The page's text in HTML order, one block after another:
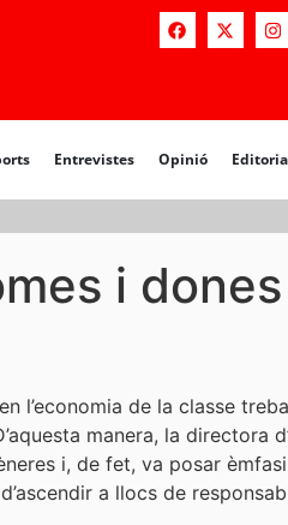
Entrevistes Opinió
Opinió Editorial
i
l’economia de la classe
manera, la directora
i, de fet, va posar
a llocs de